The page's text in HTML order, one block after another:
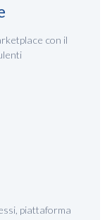
con il
piattaforma